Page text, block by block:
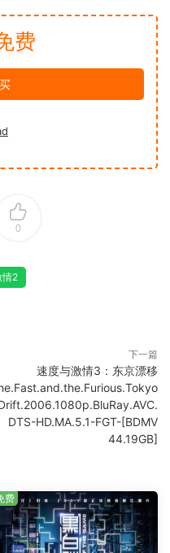
费
0
情2
下一篇
速度与激情3：东京漂移
DTS-HD.MA.5.1-FGT-[BDMV
44.19GB]
费